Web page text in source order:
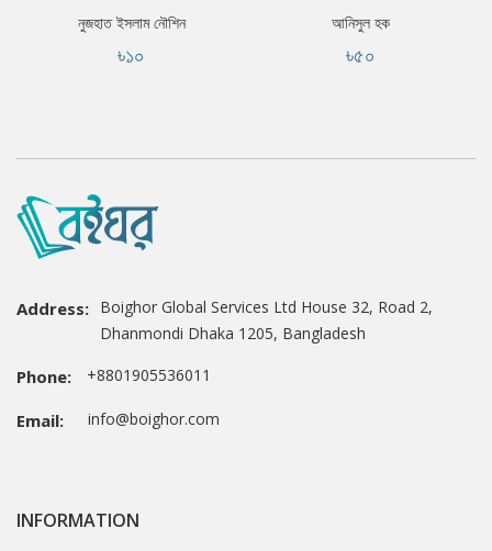
নুজহাত ইসলাম নৌশিন
৳১০
আনিসুল হক
৳৫০
Address: Boighor Global Services Ltd House 32, Road 2,
Dhanmondi Dhaka 1205, Bangladesh
Phone: +8801905536011
Email: info@boighor.com
INFORMATION